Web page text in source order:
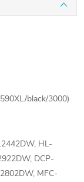
black/3000)
HL-
DCP-
MFC-